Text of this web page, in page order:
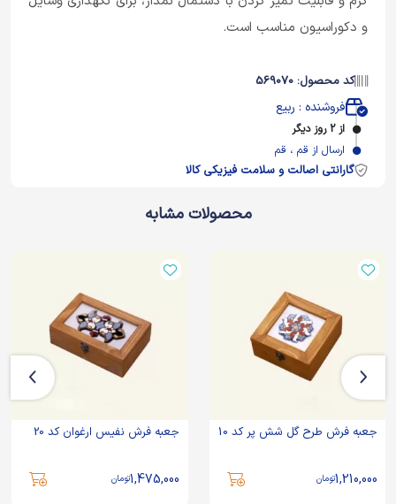
و دکوراسیون مناسب است.
کد محصول: 569070
فروشنده : ربیع
از 2 روز دیگر
ارسال از قم ، قم
گارانتی اصالت و سلامت فیزیکی کالا
محصولات مشابه
جعبه فرش طرح گل شش پر کد 10
1,210,000تومان
جعبه فرش نفیس ارغوان کد 20
1,475,000تومان